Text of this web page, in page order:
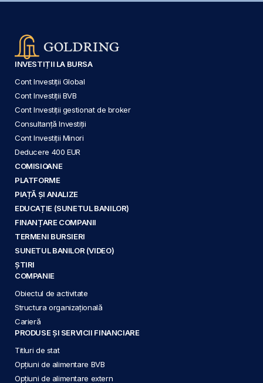
INVESTIȚII LA BURSA
Cont Investiții Global
Cont Investiții BVB
Cont Investiții gestionat de broker
Consultanță Investiții
Cont Investiții Minori
Deducere 400 EUR
COMISIOANE
PLATFORME
PIAȚĂ ȘI ANALIZE
EDUCAȚIE (SUNETUL BANILOR)
FINANȚARE COMPANII
TERMENI BURSIERI
SUNETUL BANILOR (VIDEO)
ȘTIRI
COMPANIE
Obiectul de activitate
Structura organizațională
Carieră
PRODUSE ȘI SERVICII FINANCIARE
Titluri de stat
Opțiuni de alimentare BVB
Opțiuni de alimentare extern